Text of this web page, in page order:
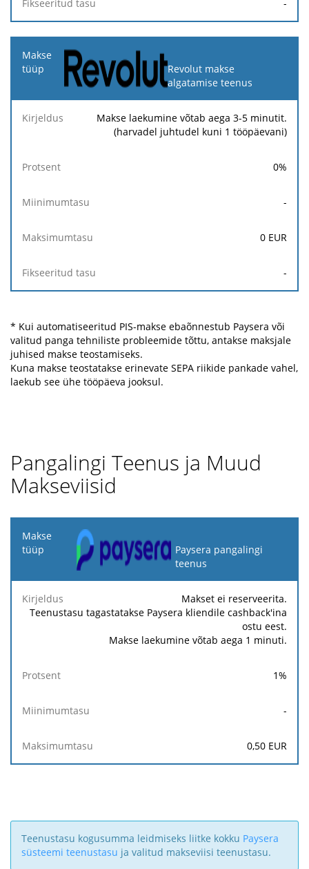
-
Revolut makse
algatamise teenus
Makse laekumine võtab aega 3-5 minutit.
(harvadel juhtudel kuni 1 tööpäevani)
0%
-
0 EUR
-
* Kui automatiseeritud PIS-makse ebaõnnestub Paysera või
valitud panga tehniliste probleemide tõttu, antakse maksjale
juhised makse teostamiseks.
Kuna makse teostatakse erinevate SEPA riikide pankade vahel,
laekub see ühe tööpäeva jooksul.
Pangalingi Teenus ja Muud
Makseviisid
Makse
tüüp
Kirjeldus Protsent Miinimumtasu Maksimumtasu
Paysera pangalingi
teenus
Makset ei reserveerita.
Teenustasu tagastatakse Paysera kliendile cashback'ina
ostu eest.
Makse laekumine võtab aega 1 minuti.
1%
-
0,50 EUR
Teenustasu kogusumma leidmiseks liitke kokku Paysera
süsteemi teenustasu ja valitud makseviisi teenustasu.